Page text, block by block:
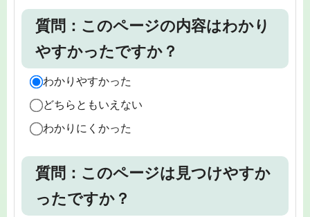
質問：このページの内容はわかり
やすかったですか？
わかりやすかった
どちらともいえない
わかりにくかった
質問：このページは見つけやすか
ったですか？